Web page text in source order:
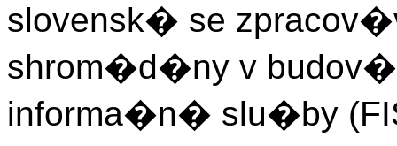
slovensk� se
shrom�d�ny v
informa�n� slu�by